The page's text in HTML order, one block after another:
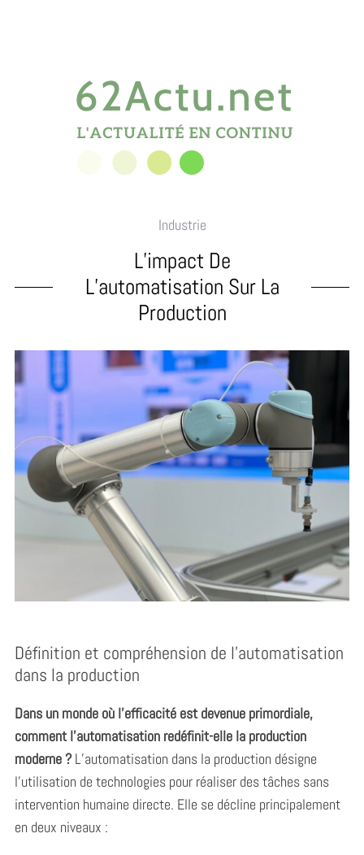
Industrie
L’impact De
L’automatisation Sur La
Production
Définition et compréhension de l’automatisation
dans la production
Dans un monde où l’efficacité est devenue primordiale,
comment l’automatisation redéfinit-elle la production
moderne ?L’automatisation dans la production désigne
l’utilisation de technologies pour réaliser des tâches sans
intervention humaine directe. Elle se décline principalement
en deux niveaux :